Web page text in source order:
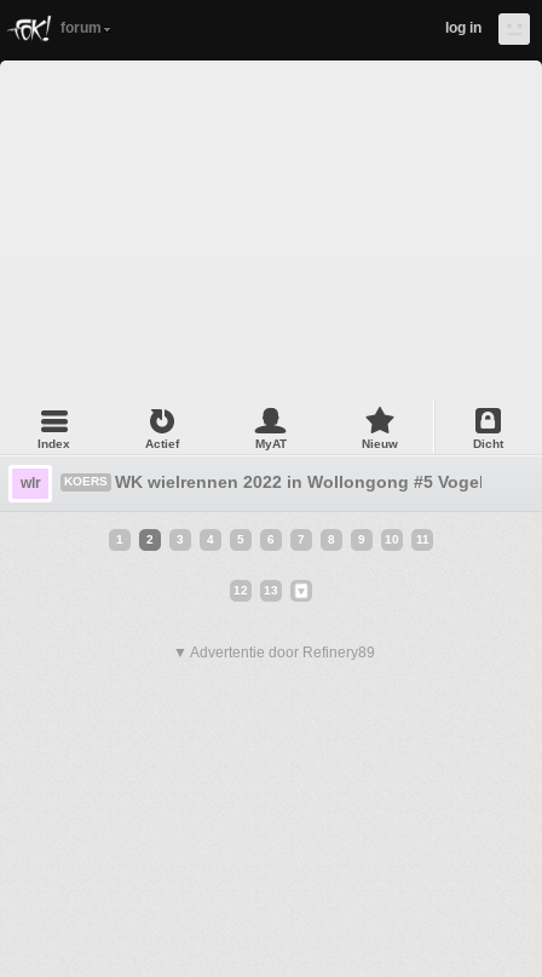
forum log in
Index Actief MyAT Nieuw Dicht
wlr KOERS WK wielrennen 2022 in Wollongong #5 Vogelterreur
1 2 3 4 5 6 7 8 9 10 11
12 13
▼ Advertentie door Refinery89